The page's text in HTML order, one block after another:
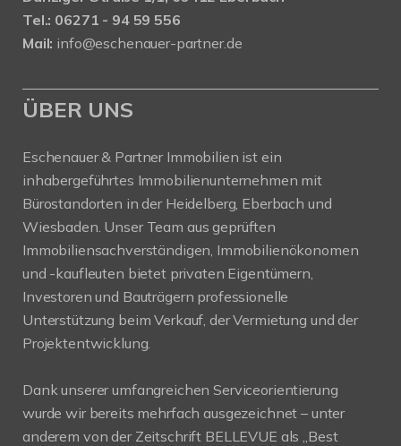
Tel.: 06271 - 94 59 556
Mail: info@eschenauer-partner.de
ÜBER UNS
Eschenauer & Partner Immobilien ist ein
inhabergeführtes Immobilienunternehmen mit
Bürostandorten in der Heidelberg, Eberbach und
Wiesbaden. Unser Team aus geprüften
Immobiliensachverständigen, Immobilienökonomen
und -kaufleuten bietet privaten Eigentümern,
Investoren und Bauträgern professionelle
Unterstützung beim Verkauf, der Vermietung und der
Projektentwicklung.
Dank unserer umfangreichen Serviceorientierung
wurde wir bereits mehrfach ausgezeichnet – unter
anderem von der Zeitschrift BELLEVUE als „Best